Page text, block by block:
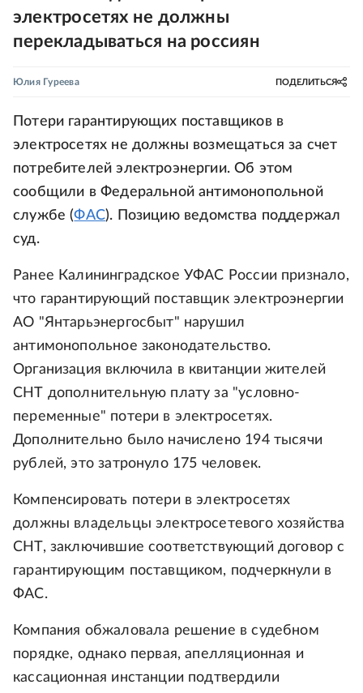
электросетях не должны
перекладываться на россиян
Юлия Гуреева ПОДЕЛИТЬСЯ
Потери гарантирующих поставщиков в
электросетях не должны возмещаться за счет
потребителей электроэнергии. Об этом
сообщили в Федеральной антимонопольной
службе (ФАС). Позицию ведомства поддержал
суд.
Ранее Калининградское УФАС России признало,
что гарантирующий поставщик электроэнергии
АО "Янтарьэнергосбыт" нарушил
антимонопольное законодательство.
Организация включила в квитанции жителей
СНТ дополнительную плату за "условно-
переменные" потери в электросетях.
Дополнительно было начислено 194 тысячи
рублей, это затронуло 175 человек.
Компенсировать потери в электросетях
должны владельцы электросетевого хозяйства
СНТ, заключившие соответствующий договор с
гарантирующим поставщиком, подчеркнули в
ФАС.
Компания обжаловала решение в судебном
порядке, однако первая, апелляционная и
кассационная инстанции подтвердили